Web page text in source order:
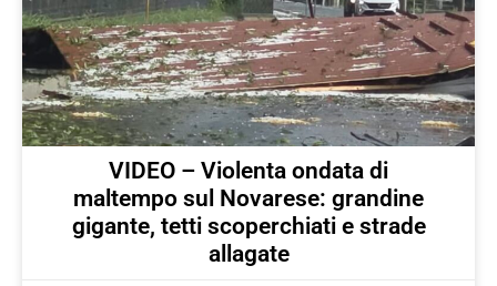
VIDEO – Violenta ondata di
maltempo sul Novarese: grandine
gigante, tetti scoperchiati e strade
allagate